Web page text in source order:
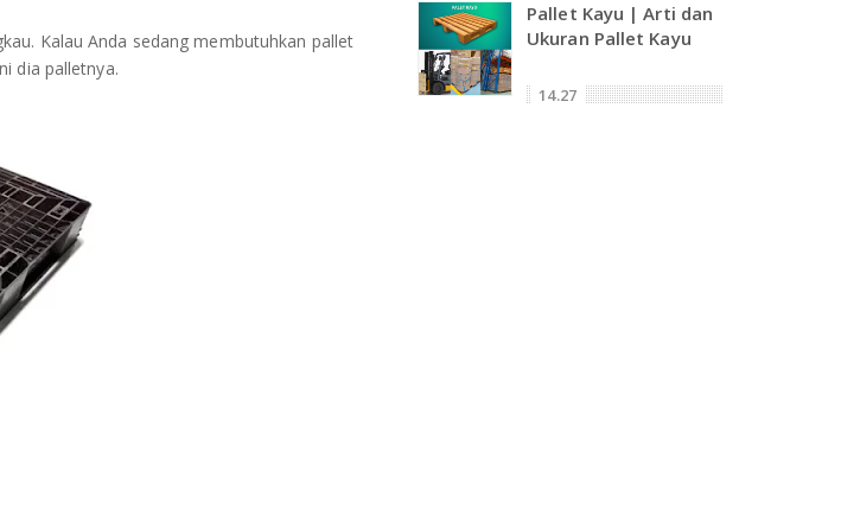
Kalau Anda sedang membutuhkan pallet
dia palletnya.
Pallet Kayu | Arti dan
Ukuran Pallet Kayu
14.27